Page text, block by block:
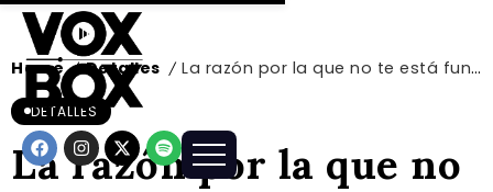
Home / Detalles / La razón por la que no te está funcionando el ejercicio
DETALLES
La razón por la que no